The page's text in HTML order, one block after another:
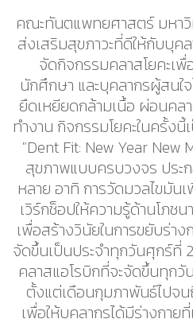
คณะทันตแพทยศาสตร์ มหาวิ
ส่งเสริมสุขภาวะที่ดีให้กับบุค
จัดกิจกรรมคลาสโยคะเพื่
นักศึกษา และบุคลากรผู้สนใ
ยืดเหยียดกล้ามเนื้อ ผ่อนคล
ทำงาน กิจกรรมโยคะในครั้ง
"Dent Fit: New Year New
สุขภาพแบบครบวงจร ประ
หลาย อาทิ การวัดมวลไขมัน
เวิร์กช็อปให้ความรู้ด้านโภช
เพื่อสร้างวินัยในการขยับร่าง
จัดขึ้นเป็นประจำทุกวันศุกร์ที่
คลาสแอโรบิกที่จะจัดขึ้นทุกวั
ตั้งแต่เดือนกุมภาพันธ์ไปจ
เพื่อให้บุคลากรได้มีร่างกาย